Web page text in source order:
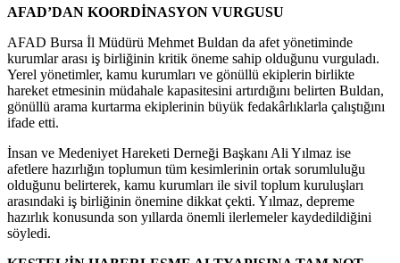
AFAD’DAN KOORDİNASYON VURGUSU
AFAD Bursa İl Müdürü Mehmet Buldan da afet yönetiminde
kurumlar arası iş birliğinin kritik öneme sahip olduğunu vurguladı.
Yerel yönetimler, kamu kurumları ve gönüllü ekiplerin birlikte
hareket etmesinin müdahale kapasitesini artırdığını belirten Buldan,
gönüllü arama kurtarma ekiplerinin büyük fedakârlıklarla çalıştığını
ifade etti.
İnsan ve Medeniyet Hareketi Derneği Başkanı Ali Yılmaz ise
afetlere hazırlığın toplumun tüm kesimlerinin ortak sorumluluğu
olduğunu belirterek, kamu kurumları ile sivil toplum kuruluşları
arasındaki iş birliğinin önemine dikkat çekti. Yılmaz, depreme
hazırlık konusunda son yıllarda önemli ilerlemeler kaydedildiğini
söyledi.